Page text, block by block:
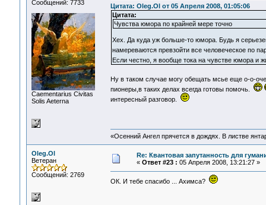
Сообщений: 7733
Сaementarius Civitas
Solis Aeterna
Цитата: Oleg.Ol от 05 Апреля 2008, 01:05:06
Цитата:
Чувства юмора по крайней мере точно
Хех. Да куда уж больше-то юмора. Будь я
намереваются превзойти все человеческое по
Если честно, я вообще тока на чувстве юмора и
Ну в таком случае могу обещать мсье еще о-о-
пионеры,в таких делах всегда готовы помочь.
интересный разговор.
«Осенний Ангел прячется в дождях. В листве
Oleg.Ol
Ветеран
Сообщений: 2769
Re: Квантовая запутанность для
« Ответ #23 : 05 Апреля 2008, 13:21:27 »
ОК. И тебе спасибо ... Ахимса?